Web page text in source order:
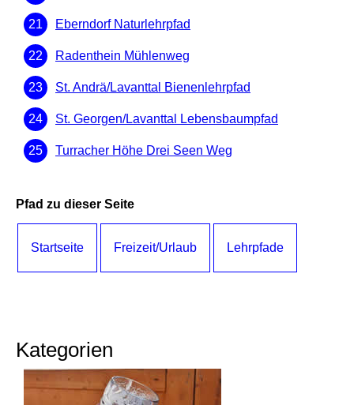
Eberndorf Naturlehrpfad
Radenthein Mühlenweg
St. Andrä/Lavanttal Bienenlehrpfad
St. Georgen/Lavanttal Lebensbaumpfad
Turracher Höhe Drei Seen Weg
Pfad zu dieser Seite
Startseite Freizeit/Urlaub Lehrpfade
Kategorien